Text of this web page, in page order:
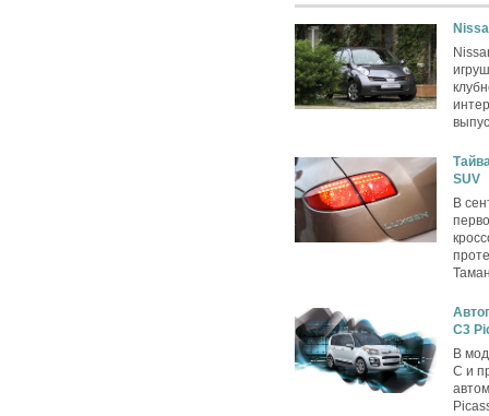
SUV
В
C3
В
C и